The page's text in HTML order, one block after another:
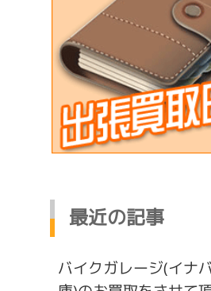
最近の記事
バイクガレージ(イナ